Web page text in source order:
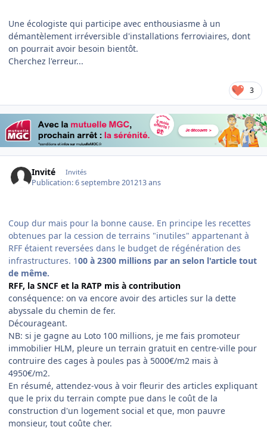
Une écologiste qui participe avec enthousiasme à un
démantèlement irréversible d'installations ferroviaires, dont
on pourrait avoir besoin bientôt.
Cherchez l'erreur...
3
Invité Invités
Publication:6 septembre 201213 ans
Coup dur mais pour la bonne cause. En principe les recettes
obtenues par la cession de terrains "inutiles" appartenant à
RFF étaient reversées dans le budget de régénération des
infrastructures. 100 à 2300 millions par an selon l'article tout
de même.
RFF, la SNCF et la RATP mis à contribution
conséquence: on va encore avoir des articles sur la dette
abyssale du chemin de fer.
Décourageant.
NB: si je gagne au Loto 100 millions, je me fais promoteur
immobilier HLM, pleure un terrain gratuit en centre-ville pour
contruire des cages à poules pas à 5000€/m2 mais à
4950€/m2.
En résumé, attendez-vous à voir fleurir des articles expliquant
que le prix du terrain compte pue dans le coût de la
construction d'un logement social et que, mon pauvre
monsieur, tout coûte cher.